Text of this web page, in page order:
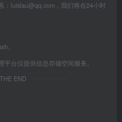
：luislau@qq.com，我们将在24小时
。
台仅提供信息存储空间服务。
THE END